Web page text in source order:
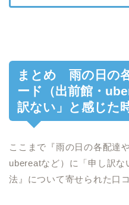
まとめ 雨の日の
ード（出前館・
訳ない」と感じた
ここまで『雨の日の各配達
ubereatなど）に「申し訳
法』について寄せられた口